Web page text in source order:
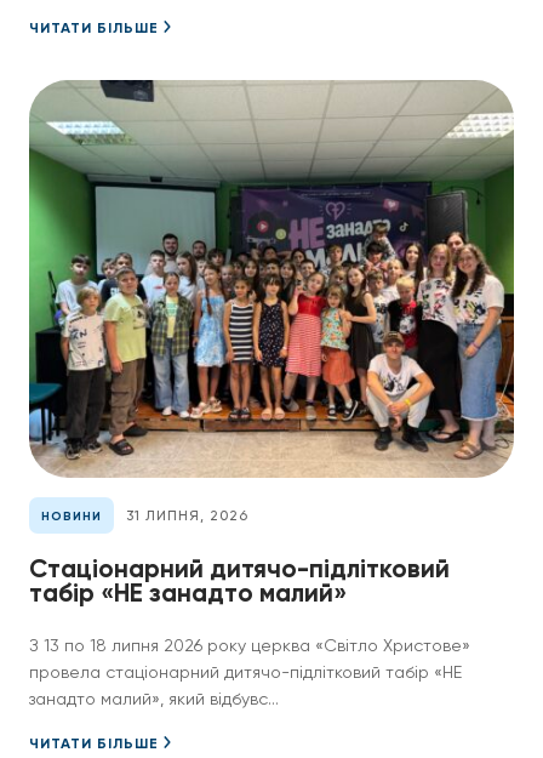
ЧИТАТИ БІЛЬШЕ
НОВИНИ 31 ЛИПНЯ, 2026
Стаціонарний дитячо-підлітковий
табір «НЕ занадто малий»
З 13 по 18 липня 2026 року церква «Світло Христове»
провела стаціонарний дитячо-підлітковий табір «НЕ
занадто малий», який відбувс...
ЧИТАТИ БІЛЬШЕ